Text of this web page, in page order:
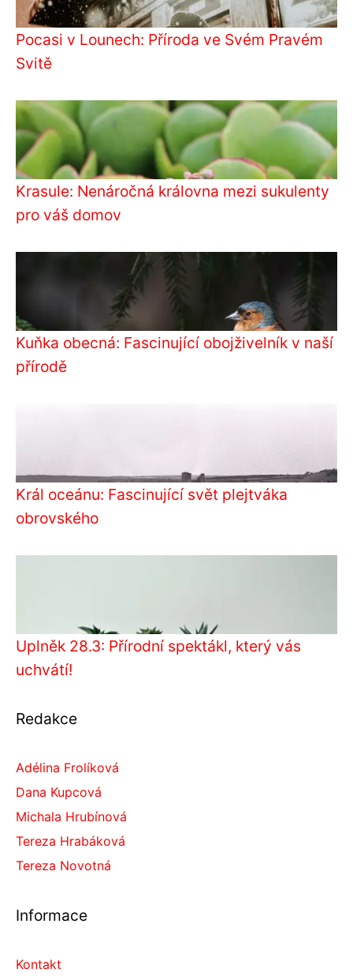
Pocasi v Lounech: Příroda ve Svém Pravém
Svitě
Krasule: Nenáročná královna mezi sukulenty
pro váš domov
Kuňka obecná: Fascinující obojživelník v naší
přírodě
Král oceánu: Fascinující svět plejtváka
obrovského
Uplněk 28.3: Přírodní spektákl, který vás
uchvátí!
Redakce
Adélina Frolíková
Dana Kupcová
Michala Hrubínová
Tereza Hrabáková
Tereza Novotná
Informace
Kontakt